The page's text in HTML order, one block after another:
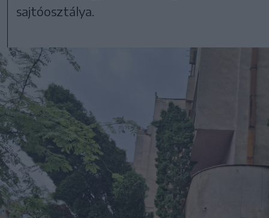
sajtóosztálya.